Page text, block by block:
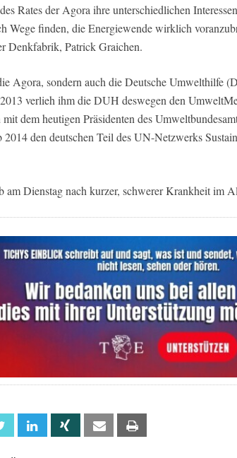
Rates der Agora ihre unterschiedlichen
Wege finden, die Energiewende wirklich
Denkfabrik, Patrick Graichen.
Agora, sondern auch die Deutsche Umwelthilfe
verlieh ihm die DUH deswegen den
mit dem heutigen Präsidenten des
2014 den deutschen Teil des UN-Netzwerks
am Dienstag nach kurzer, schwerer Krankheit im
Twitter Linkedin Xing Email